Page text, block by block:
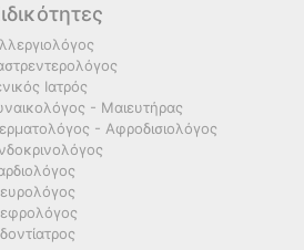
Ιατρός
- Μαιευτήρας
- Αφροδισιολόγος